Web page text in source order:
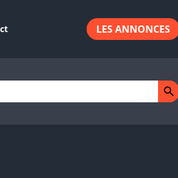
LES ANNONCES
Search Button